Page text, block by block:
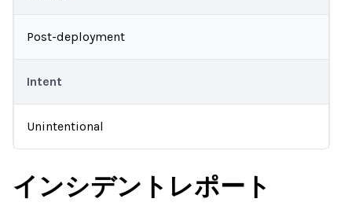
Post-deployment
Intent
Unintentional
インシデントレポート